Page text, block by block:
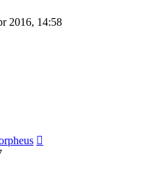
2016, 14:58